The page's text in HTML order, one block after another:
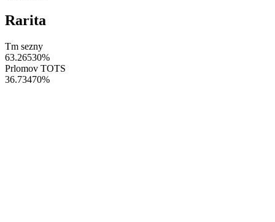
Rarita
Tm sezny
63.26530%
Prlomov TOTS
36.73470%